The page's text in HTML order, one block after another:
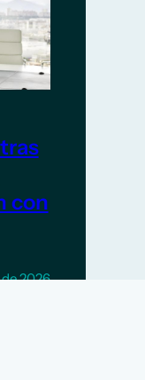
con
2026